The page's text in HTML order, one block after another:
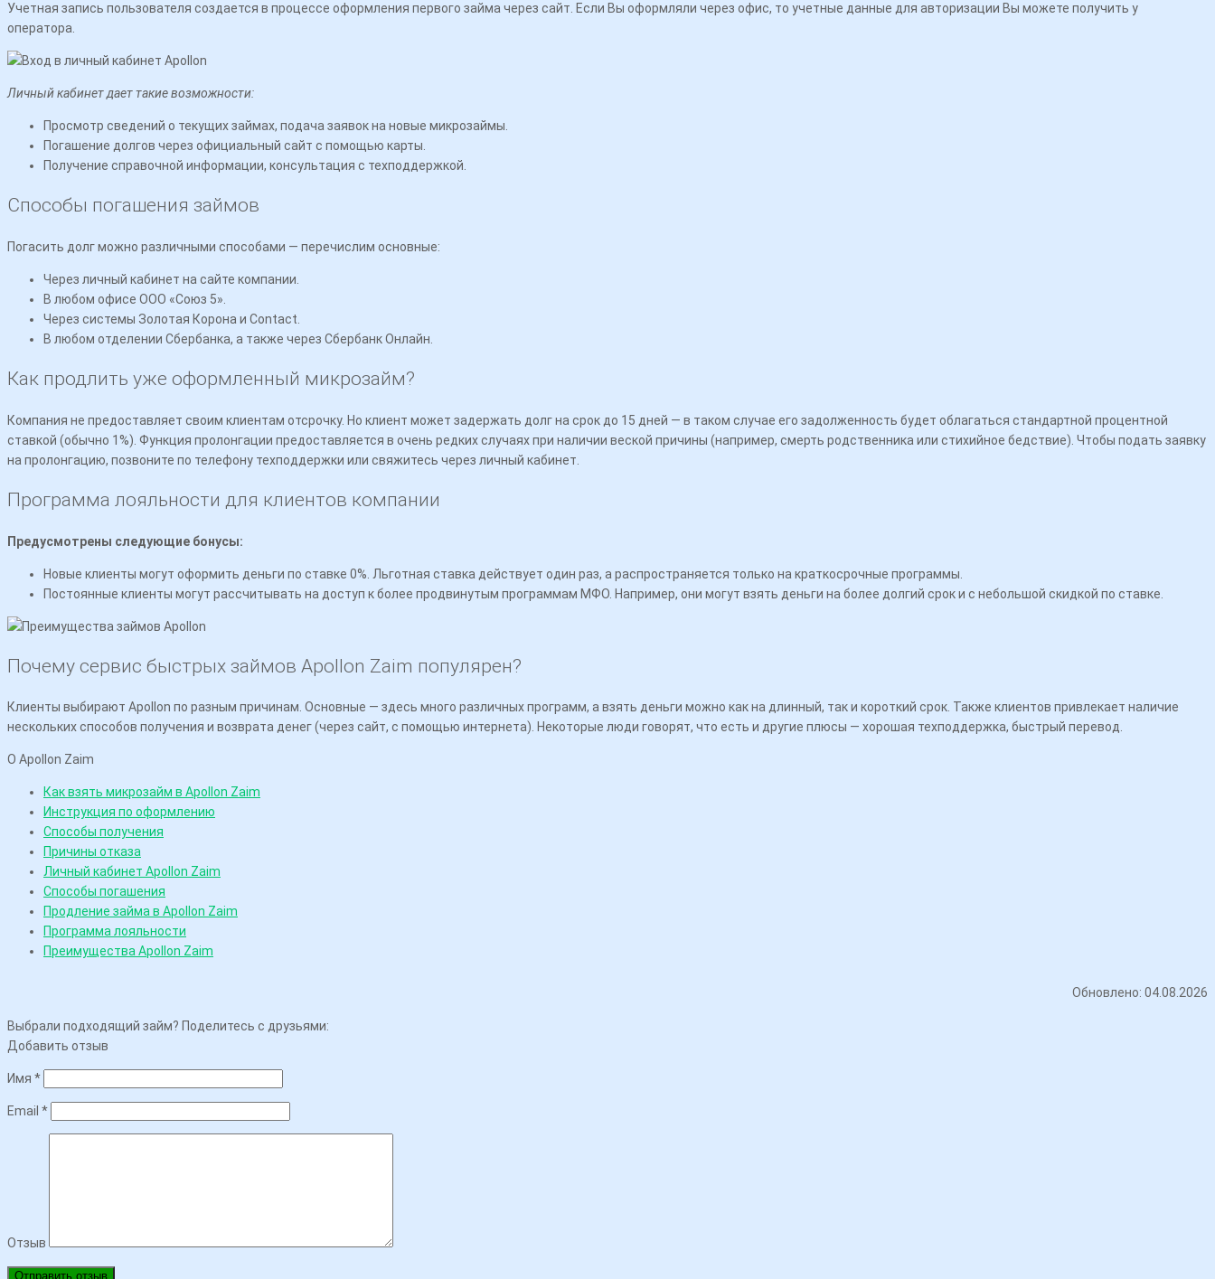
Учетная запись пользователя создается в процессе оформления первого займа через сайт. Если Вы оформляли через офис, то учетные данные для авторизации Вы можете получить у
оператора.
Личный кабинет дает такие возможности:
Просмотр сведений о текущих займах, подача заявок на новые микрозаймы.
Погашение долгов через официальный сайт с помощью карты.
Получение справочной информации, консультация с техподдержкой.
Способы погашения займов
Погасить долг можно различными способами — перечислим основные:
Через личный кабинет на сайте компании.
В любом офисе ООО «Союз 5».
Через системы Золотая Корона и Contact.
В любом отделении Сбербанка, а также через Сбербанк Онлайн.
Как продлить уже оформленный микрозайм?
Компания не предоставляет своим клиентам отсрочку. Но клиент может задержать долг на срок до 15 дней — в таком случае его задолженность будет облагаться стандартной процентной
ставкой (обычно 1%). Функция пролонгации предоставляется в очень редких случаях при наличии веской причины (например, смерть родственника или стихийное бедствие). Чтобы подать заявку
на пролонгацию, позвоните по телефону техподдержки или свяжитесь через личный кабинет.
Программа лояльности для клиентов компании
Предусмотрены следующие бонусы:
Новые клиенты могут оформить деньги по ставке 0%. Льготная ставка действует один раз, а распространяется только на краткосрочные программы.
Постоянные клиенты могут рассчитывать на доступ к более продвинутым программам МФО. Например, они могут взять деньги на более долгий срок и с небольшой скидкой по ставке.
Почему сервис быстрых займов Apollon Zaim популярен?
Клиенты выбирают Apollon по разным причинам. Основные — здесь много различных программ, а взять деньги можно как на длинный, так и короткий срок. Также клиентов привлекает наличие
нескольких способов получения и возврата денег (через сайт, с помощью интернета). Некоторые люди говорят, что есть и другие плюсы — хорошая техподдержка, быстрый перевод.
О Apollon Zaim
Как взять микрозайм в Apollon Zaim
Инструкция по оформлению
Способы получения
Причины отказа
Личный кабинет Apollon Zaim
Способы погашения
Продление займа в Apollon Zaim
Программа лояльности
Преимущества Apollon Zaim
Обновлено: 04.08.2026
Выбрали подходящий займ? Поделитесь с друзьями:
Добавить отзыв
Имя *
Email *
Отзыв